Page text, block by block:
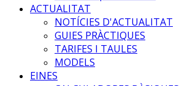
ACTUALITAT
NOTÍCIES D'ACTUALITAT
GUIES PRÀCTIQUES
TARIFES I TAULES
MODELS
EINES